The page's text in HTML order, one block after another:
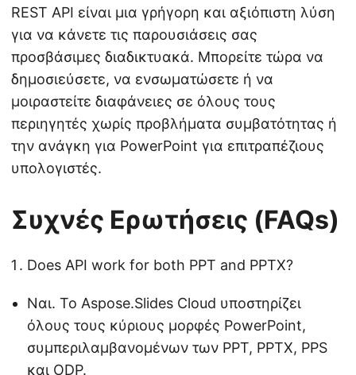
REST API είναι μια γρήγορη και αξιόπιστη λύση
για να κάνετε τις παρουσιάσεις σας
προσβάσιμες διαδικτυακά. Μπορείτε τώρα να
δημοσιεύσετε, να ενσωματώσετε ή να
μοιραστείτε διαφάνειες σε όλους τους
περιηγητές χωρίς προβλήματα συμβατότητας ή
την ανάγκη για PowerPoint για επιτραπέζιους
υπολογιστές.
Συχνές Ερωτήσεις (FAQs)
Does API work for both PPT and PPTX?
Ναι. Το Aspose.Slides Cloud υποστηρίζει
όλους τους κύριους μορφές PowerPoint,
συμπεριλαμβανομένων των PPT, PPTX, PPS
και ODP.